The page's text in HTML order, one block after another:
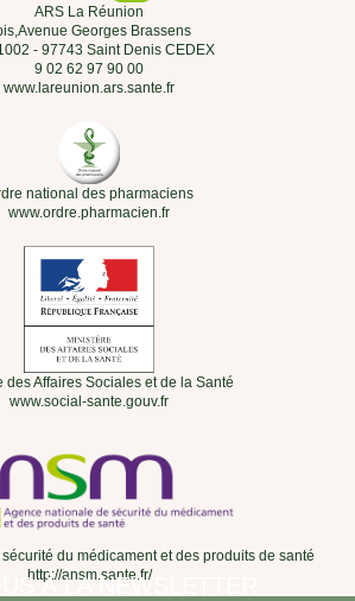
ARS La Réunion
Georges Brassens
- 97743 Saint Denis CEDEX
9 02 62 97 90 00
www.lareunion.ars.sante.fr
national des pharmaciens
www.ordre.pharmacien.fr
des Affaires Sociales et de la Santé
www.social-sante.gouv.fr
du médicament et des produits de santé
http://ansm.sante.fr/
À LA NEWSLETTER